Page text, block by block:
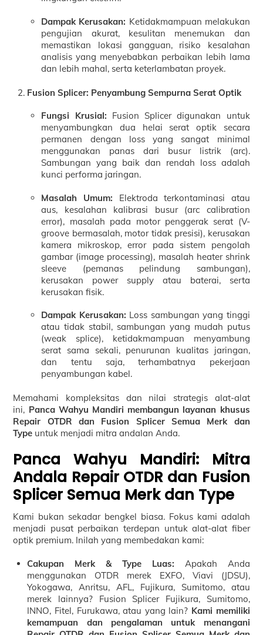
Dampak Kerusakan: Ketidakmampuan melakukan
pengujian akurat, kesulitan menemukan dan
memastikan lokasi gangguan, risiko kesalahan
analisis yang menyebabkan perbaikan lebih lama
dan lebih mahal, serta keterlambatan proyek.
Fusion Splicer: Penyambung Sempurna Serat Optik
Fungsi Krusial: Fusion Splicer digunakan untuk
menyambungkan dua helai serat optik secara
permanen dengan loss yang sangat minimal
menggunakan panas dari busur listrik (arc).
Sambungan yang baik dan rendah loss adalah
kunci performa jaringan.
Masalah Umum: Elektroda terkontaminasi atau
aus, kesalahan kalibrasi busur (arc calibration
error), masalah pada motor penggerak serat (V-
groove bermasalah, motor tidak presisi), kerusakan
kamera mikroskop, error pada sistem pengolah
gambar (image processing), masalah heater shrink
sleeve (pemanas pelindung sambungan),
kerusakan power supply atau baterai, serta
kerusakan fisik.
Dampak Kerusakan: Loss sambungan yang tinggi
atau tidak stabil, sambungan yang mudah putus
(weak splice), ketidakmampuan menyambung
serat sama sekali, penurunan kualitas jaringan,
dan tentu saja, terhambatnya pekerjaan
penyambungan kabel.
Memahami kompleksitas dan nilai strategis alat-alat
ini, Panca Wahyu Mandiri membangun layanan khusus
Repair OTDR dan Fusion Splicer Semua Merk dan
Type untuk menjadi mitra andalan Anda.
Panca Wahyu Mandiri: Mitra
Andala Repair OTDR dan Fusion
Splicer Semua Merk dan Type
Kami bukan sekadar bengkel biasa. Fokus kami adalah
menjadi pusat perbaikan terdepan untuk alat-alat fiber
optik premium. Inilah yang membedakan kami:
Cakupan Merk & Type Luas: Apakah Anda
menggunakan OTDR merek EXFO, Viavi (JDSU),
Yokogawa, Anritsu, AFL, Fujikura, Sumitomo, atau
merek lainnya? Fusion Splicer Fujikura, Sumitomo,
INNO, Fitel, Furukawa, atau yang lain? Kami memiliki
kemampuan dan pengalaman untuk menangani